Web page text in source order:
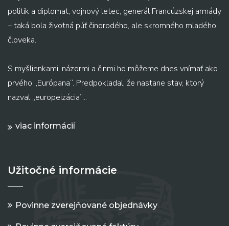
politik a diplomat, vojnový letec, generál Francúzskej armády
– taká bola životná púť činorodého, ale skromného mladého
človeka.
S myšlienkami, názormi a činmi ho môžeme dnes vnímať ako
prvého „Európana“. Predpokladal, že nastane stav, ktorý
nazval „europeizácia“...
viac informácií
Užitočné informácie
Povinne zverejňované objednávky